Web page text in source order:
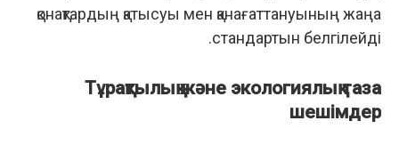
қонақтардың қатысуы мен қанағаттануының жаңа
стандартын белгілейді.
Тұрақтылық және экологиялық таза
шешімдер